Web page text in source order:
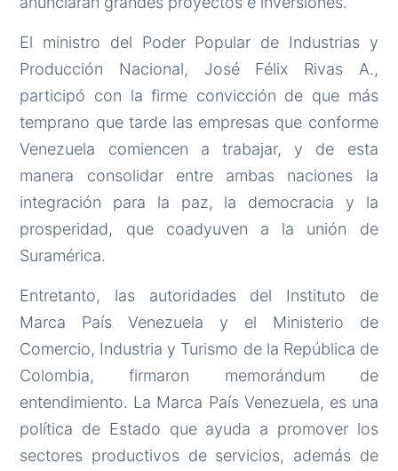
El ministro del Poder Popular de Industrias y
Producción Nacional, José Félix Rivas A.,
participó con la firme convicción de que más
temprano que tarde las empresas que conforme
Venezuela comiencen a trabajar, y de esta
manera consolidar entre ambas naciones la
integración para la paz, la democracia y la
prosperidad, que coadyuven a la unión de
Suramérica.
Entretanto, las autoridades del Instituto de
Marca País Venezuela y el Ministerio de
Comercio, Industria y Turismo de la República de
Colombia, firmaron memorándum de
entendimiento. La Marca País Venezuela, es una
política de Estado que ayuda a promover los
sectores productivos de servicios, además de